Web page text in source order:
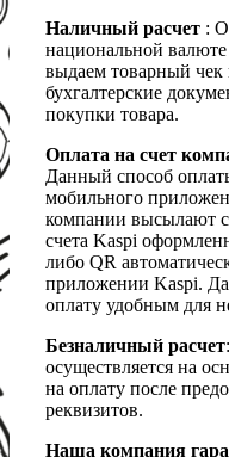
Наличный расчет :
национальной
выдаем товарный чек
бухгалтерские
покупки товара.
Оплата на счет
Данный способ
мобильного
компании высылают
счета Kaspi
либо QR
приложении Kaspi.
оплату удобным для
Безналичный расчет
осуществляется на
на оплату после
реквизитов.
Наша компания